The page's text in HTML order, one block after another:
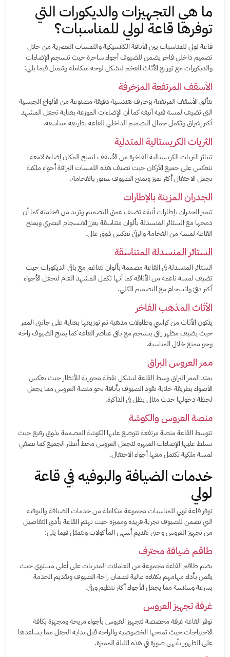
ما هي التجهيزات والديكورات التي
توفرها قاعة لولي للمناسبات؟
قاعة لولي للمناسبات بين الأناقة الكلاسيكية واللمسات العصرية من خلال
تصميم داخلي فاخر يضمن للضيوف أجواء ساحرة حيث تنسجم الإضاءات
والديكورات مع توزيع الأثاث الفخم لتشكل لوحة متكاملة وتتمثل فيما يلي:
الأسقف المرتفعة المزخرفة
تتألق الأسقف المرتفعة بزخارف هندسية دقيقة مصنوعة من الألواح الجبسية
التي تضيف لمسة فنية أنيقة كما أن الإضاءات الموزعة بعناية تجعل المشهد
أكثر إشراق وتكمل جمال التصميم الداخلي للقاعة بطريقة متناسقة.
الثريات الكريستالية المتدلية
تتناثر الثريات الكريستالية الفاخرة من الأسقف لتمنح المكان إضاءة لامعة
تنعكس على جميع الأركان حيث تضيف هذه اللمسات البراقة أجواء ملكية
تجعل الاحتفال أكثر تميز وتمنح الضيوف شعور بالفخامة.
الجدران المزينة بالإطارات
تتميز الجدران بإطارات أنيقة تضيف عمق للتصميم وتزيد من فخامته كما أن
دمجها مع الستائر المنسدلة بألوان متناسقة يعزز الانسجام البصري ويمنح
القاعة لمسة من الفخامة والرقي تعكس ذوق عالي.
الستائر المنسدلة المتناسقة
الستائر المنسدلة في القاعة مصممة بألوان تتناغم مع باقي الديكورات حيث
تضيف لمسة ناعمة من الأناقة كما أنها تكمل المشهد العام لتجعل الأجواء
أكثر دفئ وانسجام مع التصميم الكلي.
الأثاث المذهب الفاخر
يتكون الأثاث من كراسي وطاولات مذهبة تم توزيعها بعناية على جانبي الممر
حيث يضيف مظهر راقي ينسجم مع باقي عناصر القاعة كما يمنح الضيوف راحة
وجو ممتع خلال المناسبة.
ممر العروس البراق
يمتد الممر البراق وسط القاعة ليشكل نقطة محورية للأنظار حيث يعكس
الأضواء بطريقة خلابة تقود الضيوف بأناقة نحو منصة العروس مما يجعل
لحظة دخولها حدث مثالي يظل في الذاكرة.
منصة العروس والكوشة
تتوسط القاعة منصة مرتفعة تتوضع عليها الكوشة المصممة بذوق رفيع حيث
تسلط عليها الإضاءات المبهرة لتجعل العروس محط أنظار الجميع كما تضفي
لمسة ملكية تكتمل معها أجواء الاحتفال.
خدمات الضيافة والبوفيه في قاعة
لولي
توفر قاعة لولي للمناسبات مجموعة متكاملة من خدمات الضيافة والبوفيه
التي تضمن للضيوف تجربة فريدة ومميزة حيث تهتم القاعة بأدق التفاصيل
من تجهيز العروس وحتى تقديم أشهى المأكولات وتتمثل فيما يلي:
طاقم ضيافة محترف
يضم طاقم القاعة مجموعة من العاملات المدربات على أعلى مستوى حيث
يقمن بأداء مهامهم بكفاءة عالية لضمان راحة الضيوف وتقديم الخدمة
بسرعة وسلاسة مما يجعل الأجواء أكثر تنظيم ورقي.
غرفة تجهيز العروس
توفر القاعة غرفة مخصصة لتجهيز العروس بأجواء مريحة ومجهزة بكافة
الاحتياجات حيث تمنحها الخصوصية والراحة قبل بداية الحفل مما يساعدها
على الظهور بأبهى صورة في هذه الليلة المميزة.